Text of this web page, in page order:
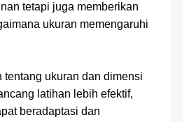
tetapi juga memberikan
ukuran memengaruhi
tentang ukuran dan dimensi
latihan lebih efektif,
beradaptasi dan